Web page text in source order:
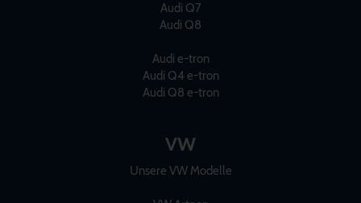
Audi Q7
Audi Q8
Audi e-tron
Audi Q4 e-tron
Audi Q8 e-tron
VW
Unsere VW Modelle